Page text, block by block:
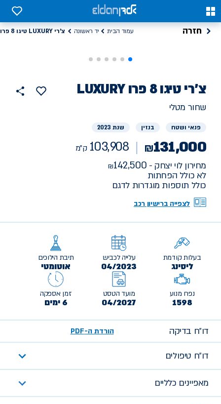
0
0
חזרה עמוד הבית יד ראשונה צ'רי LUXURY טיגו 8 פרו
רכב
יד
צ'ריLUXURY טיגו 8 פרו
103908
הוסף
למועדפים
שחור מטלי
פנאי ושטח בנזין שנת 2023
₪131,000
103,908 ק"מ
מחירון לוי יצחק - 142,500
לא כולל הפחתות
כולל תוספות מוגדרות לדגם
לצפייה ברישיון רכב
בעלות קודמת
ליסינג
עלייה לכביש
04/2023
תיבת הילוכים
אוטומטי
נפח מנוע
1598
מועד הטסט
04/2027
זמן אספקה
6 ימים
דו״ח בדיקה הורדת ה-PDF
דו״ח טיפולים
מאפיינים כלליים